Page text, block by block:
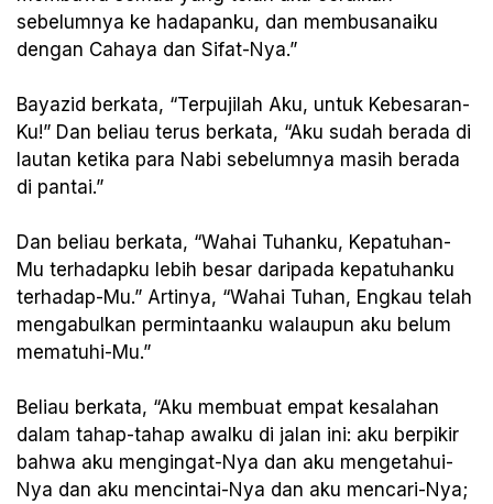
sebelumnya ke hadapanku, dan membusanaiku
dengan Cahaya dan Sifat-Nya.”
Bayazid berkata, “Terpujilah Aku, untuk Kebesaran-
Ku!” Dan beliau terus berkata, “Aku sudah berada di
lautan ketika para Nabi sebelumnya masih berada
di pantai.”
Dan beliau berkata, “Wahai Tuhanku, Kepatuhan-
Mu terhadapku lebih besar daripada kepatuhanku
terhadap-Mu.” Artinya, “Wahai Tuhan, Engkau telah
mengabulkan permintaanku walaupun aku belum
mematuhi-Mu.”
Beliau berkata, “Aku membuat empat kesalahan
dalam tahap-tahap awalku di jalan ini: aku berpikir
bahwa aku mengingat-Nya dan aku mengetahui-
Nya dan aku mencintai-Nya dan aku mencari-Nya;